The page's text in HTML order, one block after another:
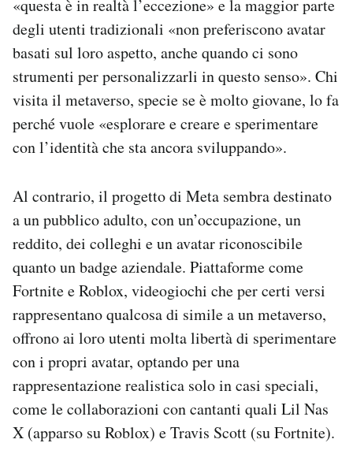
«questa è in realtà l’eccezione» e la maggior parte
degli utenti tradizionali «non preferiscono avatar
basati sul loro aspetto, anche quando ci sono
strumenti per personalizzarli in questo senso». Chi
visita il metaverso, specie se è molto giovane, lo fa
perché vuole «esplorare e creare e sperimentare
con l’identità che sta ancora sviluppando».
Al contrario, il progetto di Meta sembra destinato
a un pubblico adulto, con un’occupazione, un
reddito, dei colleghi e un avatar riconoscibile
quanto un badge aziendale. Piattaforme come
Fortnite e Roblox, videogiochi che per certi versi
rappresentano qualcosa di simile a un metaverso,
offrono ai loro utenti molta libertà di sperimentare
con i propri avatar, optando per una
rappresentazione realistica solo in casi speciali,
come le collaborazioni con cantanti quali Lil Nas
X (apparso su Roblox) e Travis Scott (su Fortnite).